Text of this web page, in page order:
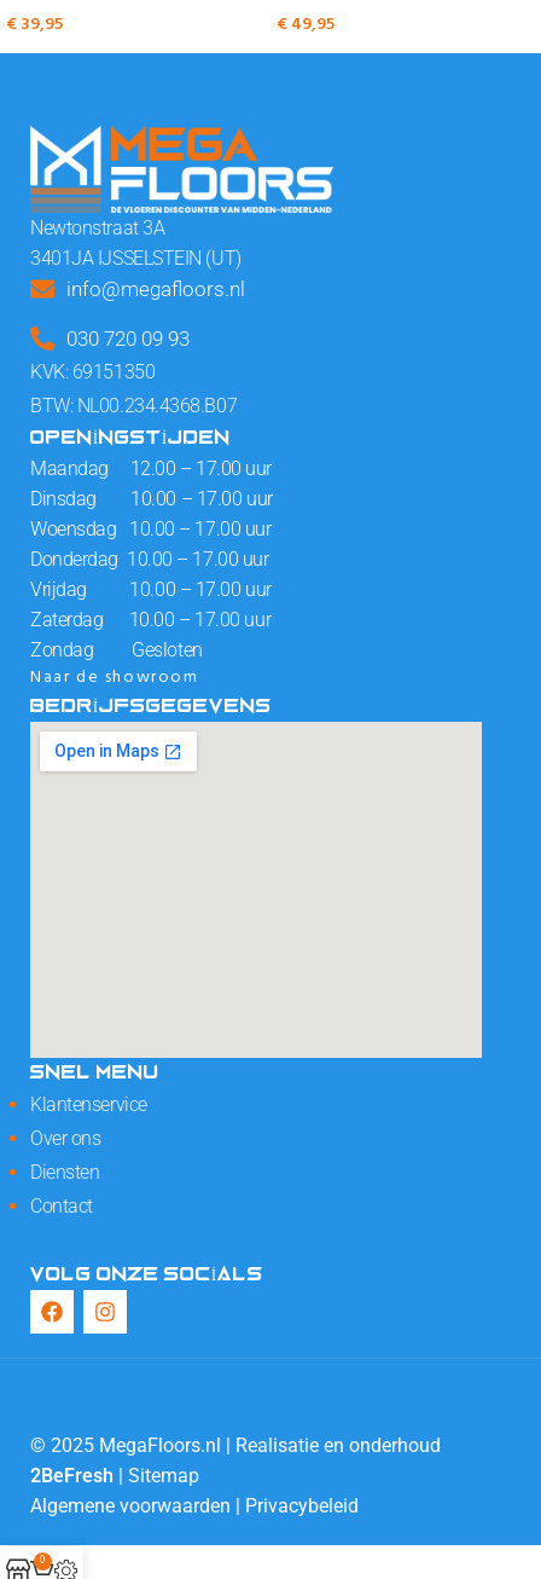
€39,95 €49,95
Newtonstraat 3A
3401JA IJSSELSTEIN (UT)
info@megafloors.nl
030 720 09 93
KVK: 69151350
BTW: NL00.234.4368.B07
OPENINGSTIJDEN
Maandag 12.00 – 17.00 uur
Dinsdag 10.00 – 17.00 uur
Woensdag 10.00 – 17.00 uur
Donderdag 10.00 – 17.00 uur
Vrijdag 10.00 – 17.00 uur
Zaterdag 10.00 – 17.00 uur
Zondag Gesloten
Naar de showroom
BEDRIJFSGEGEVENS
SNEL MENU
Klantenservice
Over ons
Diensten
Contact
VOLG ONZE SOCIALS
© 2025 MegaFloors.nl | Realisatie en onderhoud
2BeFresh
Sitemap
Algemene voorwaarden
Privacybeleid
0